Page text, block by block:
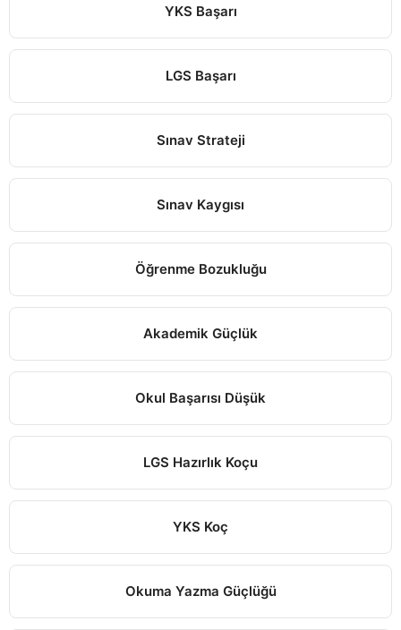
YKS Başarı
LGS Başarı
Sınav Strateji
Sınav Kaygısı
Öğrenme Bozukluğu
Akademik Güçlük
Okul Başarısı Düşük
LGS Hazırlık Koçu
YKS Koç
Okuma Yazma Güçlüğü